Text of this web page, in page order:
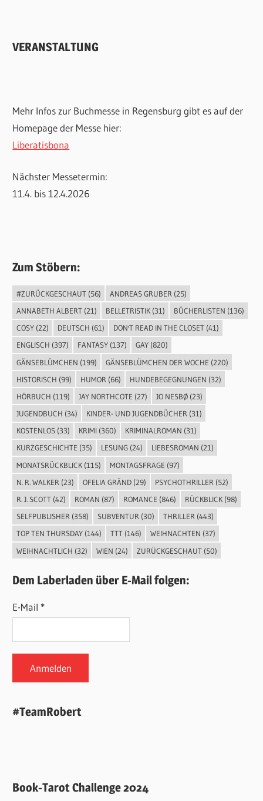
VERANSTALTUNG
Mehr Infos zur Buchmesse in Regensburg gibt es auf der
Homepage der Messe hier:
Liberatisbona
Nächster Messetermin:
11.4. bis 12.4.2026
Zum Stöbern:
#ZURÜCKGESCHAUT(56) ANDREAS GRUBER (25)
ANNABETH ALBERT(21) BELLETRISTIK(31) BÜCHERLISTEN (136)
COSY(22) DEUTSCH (61) DON'T READ IN THE CLOSET(41)
ENGLISCH (397) FANTASY(137) GAY(820)
GÄNSEBLÜMCHEN (199) GÄNSEBLÜMCHEN DER WOCHE (220)
HISTORISCH (99) HUMOR (66) HUNDEBEGEGNUNGEN (32)
HÖRBUCH (119) JAY NORTHCOTE (27) JO NESBØ(23)
JUGENDBUCH (34) KINDER- UND JUGENDBÜCHER (31)
KOSTENLOS(33) KRIMI(360) KRIMINALROMAN (31)
KURZGESCHICHTE (35) LESUNG(24) LIEBESROMAN (21)
MONATSRÜCKBLICK(115) MONTAGSFRAGE (97)
N. R. WALKER (23) OFELIA GRÄND(29) PSYCHOTHRILLER (52)
R. J. SCOTT(42) ROMAN (87) ROMANCE (846) RÜCKBLICK(98)
SELFPUBLISHER (358) SUBVENTUR (30) THRILLER (443)
TOP TEN THURSDAY(144) TTT(146) WEIHNACHTEN (37)
WEIHNACHTLICH (32) WIEN (24) ZURÜCKGESCHAUT(50)
Dem Laberladen über E-Mail folgen:
E-Mail *
#TeamRobert
Book-Tarot Challenge 2024